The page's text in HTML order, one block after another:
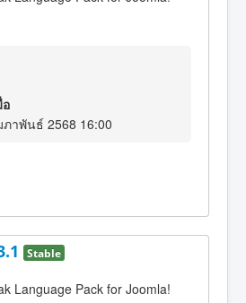
ภาพันธ์ 2568 16:00
Stable
Language Pack for Joomla!